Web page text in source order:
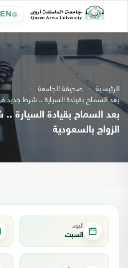
EN
الرئيسية صحيفة الجامعة
بعد السماح بقيادة السيارة .. شرط جديد
بعد السماح بقيادة
الزواج بالسعودية
اليوم
السبت